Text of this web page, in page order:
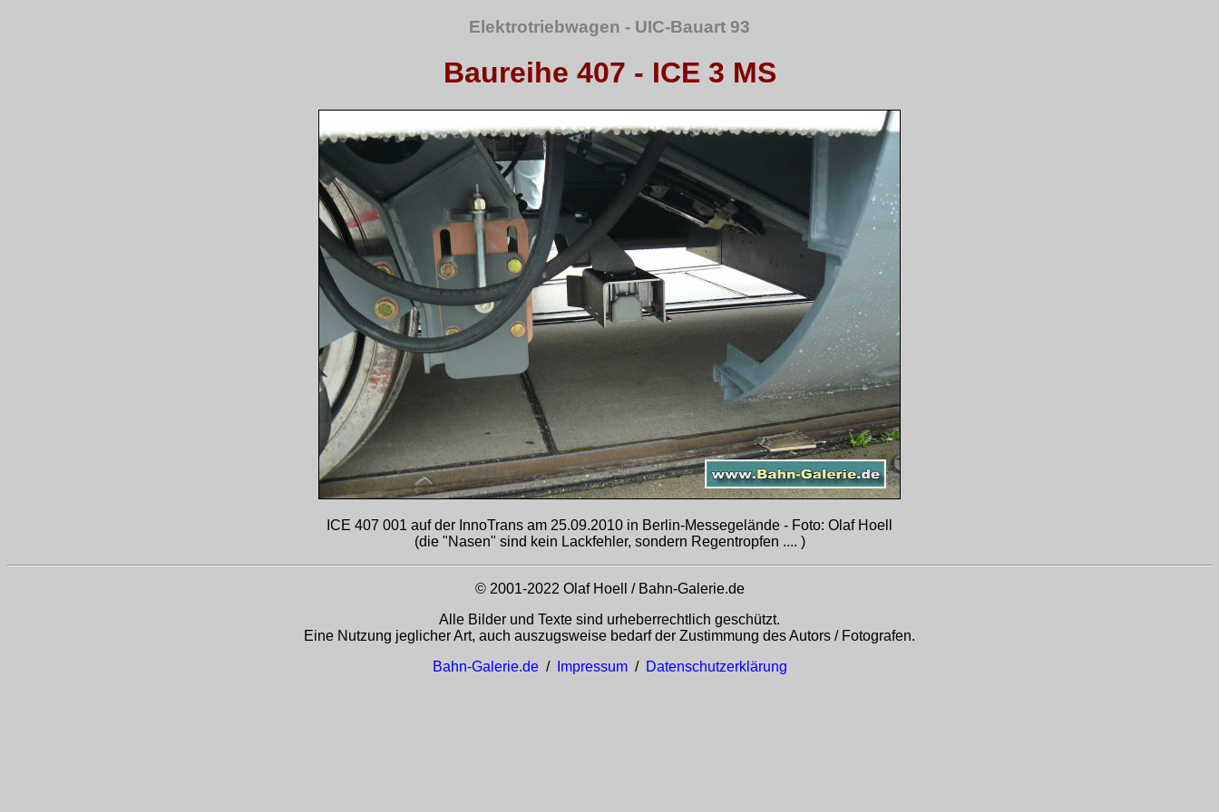
Elektrotriebwagen - UIC-Bauart 93
Baureihe 407 - ICE 3 MS
ICE 407 001 auf der InnoTrans am 25.09.2010 in Berlin-Messegelände - Foto: Olaf Hoell
(die "Nasen" sind kein Lackfehler, sondern Regentropfen .... )
© 2001-2022 Olaf Hoell / Bahn-Galerie.de
Alle Bilder und Texte sind urheberrechtlich geschützt.
Eine Nutzung jeglicher Art, auch auszugsweise bedarf der Zustimmung des Autors / Fotografen.
Bahn-Galerie.de / Impressum/ Datenschutzerklärung